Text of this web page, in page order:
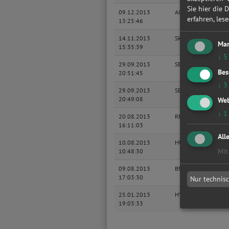
09.12.2013
13:25:46
AUDI A4
14.11.2013
15:35:39
SKODA
29.09.2013
20:51:45
SEAT
29.09.2013
20:49:08
SEAT
20.08.2013
16:11:03
RENAULT
10.08.2013
10:48:30
HUMMER
09.08.2013
17:03:30
BMW
25.01.2013
19:03:33
HYUNDAI
Sie hier die
erfahren,
↓ 5
↓ 3
↓ 1
Nur